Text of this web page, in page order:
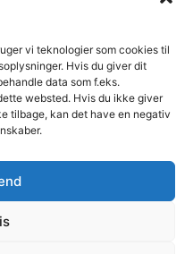
vi teknologier som cookies til
Hvis du giver dit
data som f.eks.
websted. Hvis du ikke giver
tilbage, kan det have en negativ
BasimWorld
WordPress